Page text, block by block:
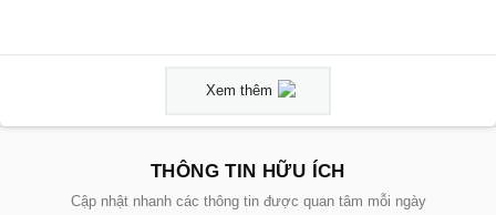
Xem thêm
THÔNG TIN HỮU ÍCH
Cập nhật nhanh các thông tin được quan tâm mỗi ngày